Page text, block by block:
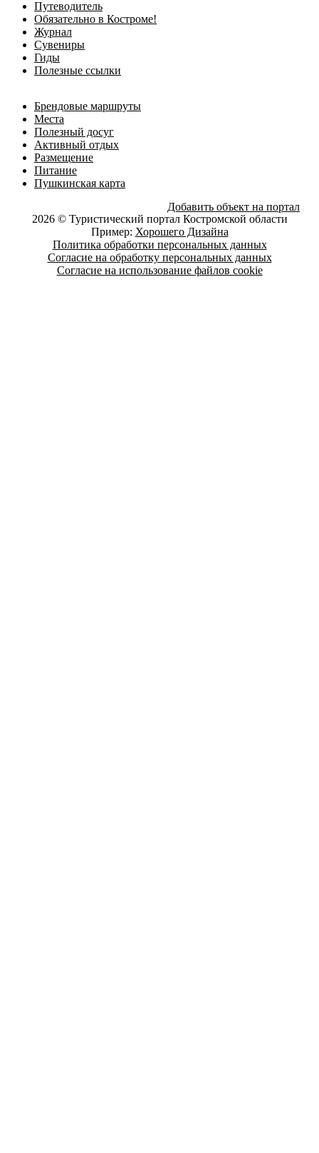
Путеводитель
Обязательно в Костроме!
Журнал
Сувениры
Гиды
Полезные ссылки
Брендовые маршруты
Места
Полезный досуг
Активный отдых
Размещение
Питание
Пушкинская карта
Добавить объект на портал
2026 © Туристический портал Костромской области
Пример: Хорошего Дизайна
Политика обработки персональных данных
Согласие на обработку персональных данных
Согласие на использование файлов cookie